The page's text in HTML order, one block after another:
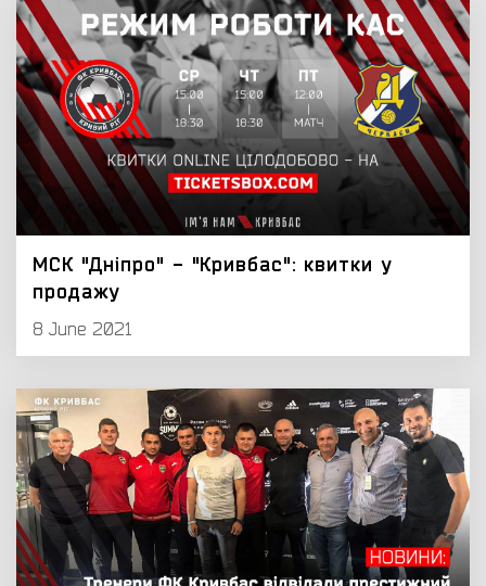
МСК "Дніпро" - "Кривбас": квитки у
продажу
8 June 2021